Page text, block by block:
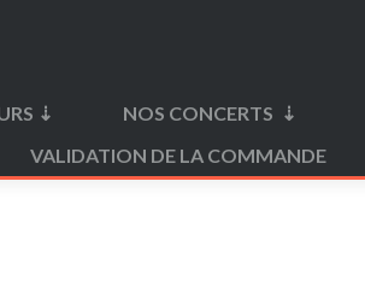
⇣ NOS CONCERTS ⇣
VALIDATION DE LA COMMANDE